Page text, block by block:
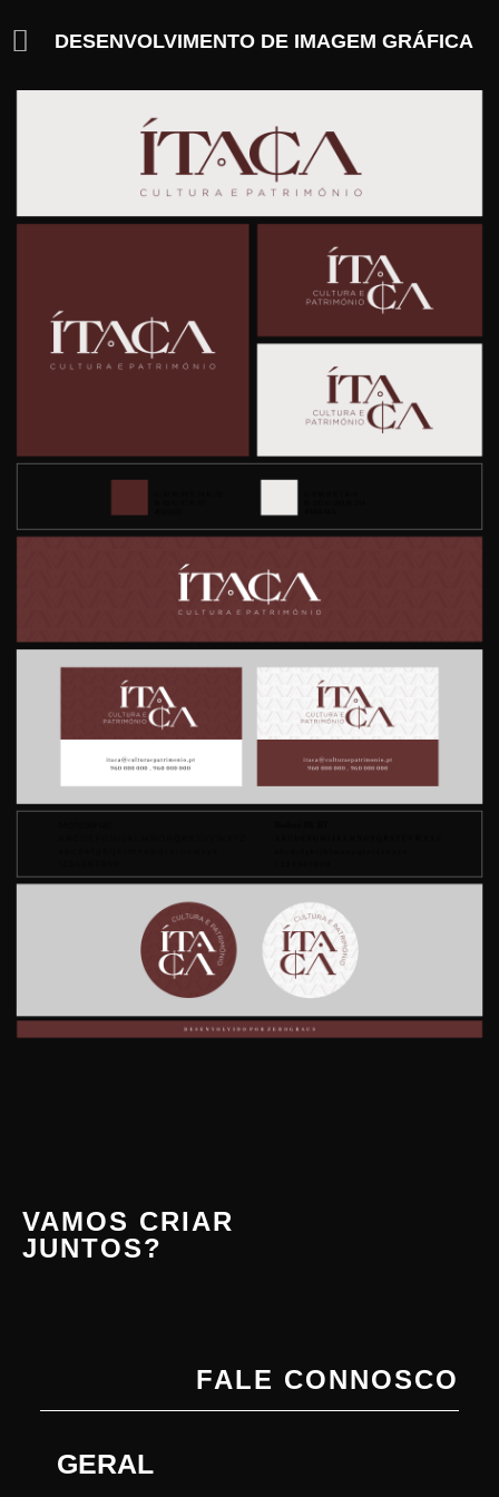
DESENVOLVIMENTO DE IMAGEM GRÁFICA
VAMOS CRIAR
JUNTOS?
FALE CONNOSCO
GERAL